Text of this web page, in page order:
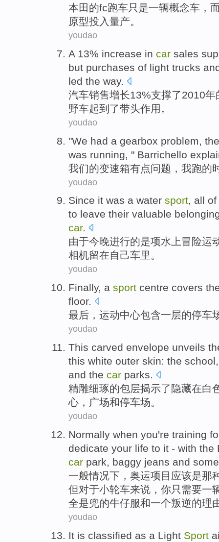
本田 的fc跑车只是一辆概念车 ，
原型投入量产。
youdao
A 13% increase in car sales
but purchases of light trucks
led the way.
汽车销售增长13%支撑了2010年
野车起到 了带头作用。
youdao
"We had a gearbox problem ,
was running , " Barrichello
我们的变速箱有点问题 ， 我跑的
youdao
Since it was a water sport, all of
to leave their valuable
car.
由于今晚进行的是项水上冒险运
相机留在自己车里。
youdao
Finally, a sport centre covers
floor.
最后 ， 运动中心包含一层的停车
youdao
This carved envelope unveils
this white outer skin: the school
and the car parks.
精雕细琢的包层揭示了 隐藏在白
心 ， 广场和停车场。
youdao
Normally when you're training
dedicate your life to it - with the
car park, baggy jeans and
一般情况下， 奥运项目应该是那
但对于小轮车来说， 你只 需要一
全是兜的牛仔服和一个叛逆的理
youdao
It is classified as a Light Sport